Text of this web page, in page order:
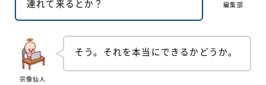
編集部
連れて来るとか？
宗像仙人
そう。それを本当にできるかどうか。